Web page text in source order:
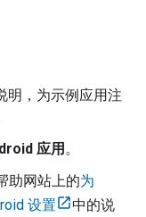
明，为示例应用注
应用 。
助网站上的为
设置
中的说